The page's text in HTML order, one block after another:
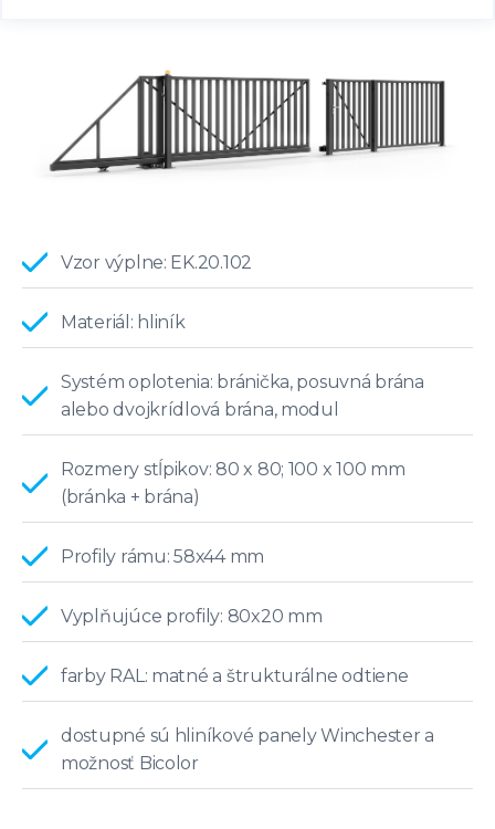
Vzor výplne: EK.20.102
Materiál: hliník
Systém oplotenia: bránička, posuvná brána
alebo dvojkrídlová brána, modul
Rozmery stĺpikov: 80 x 80; 100 x 100 mm
(bránka + brána)
Profily rámu: 58x44 mm
Vyplňujúce profily: 80x20 mm
farby RAL: matné a štrukturálne odtiene
dostupné sú hliníkové panely Winchester a
možnosť Bicolor